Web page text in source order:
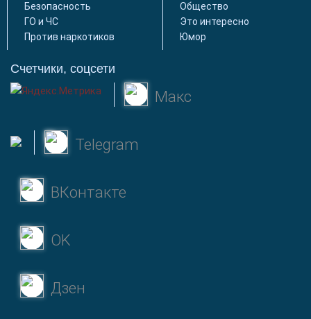
Безопасность
ГО и ЧС
Против наркотиков
Общество
Это интересно
Юмор
Счетчики, соцсети
Макс
Telegram
ВКонтакте
OK
Дзен